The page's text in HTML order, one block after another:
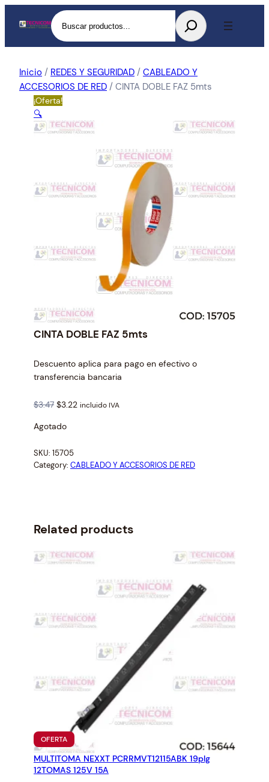
Buscar
Inicio / REDES Y SEGURIDAD / CABLEADO Y
ACCESORIOS DE RED / CINTA DOBLE FAZ 5mts
¡Oferta!
🔍
CINTA DOBLE FAZ 5mts
Descuento aplica para pago en efectivo o
transferencia bancaria
$3.47 O
i
i
n
i
c
e
:
$
7
$3.22 C
n
c
e
i
3
.
incluido IVA
Agotado
SKU: 15705
Category: CABLEADO Y ACCESORIOS DE RED
Related products
OFERTAPRODUCTO
EN
OFERTA
MULTITOMA NEXXT PCRRMVT12115ABK 19plg
12TOMAS 125V 15A